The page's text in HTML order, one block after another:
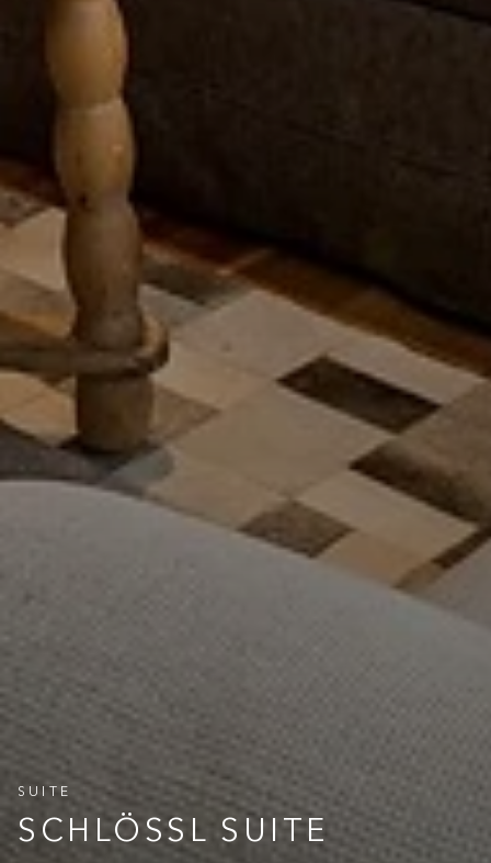
SUITE
SCHLÖSSL SUITE